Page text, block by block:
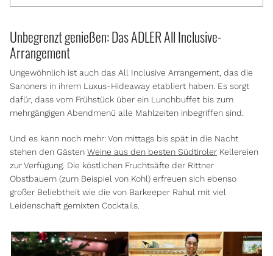
Unbegrenzt genießen: Das ADLER All Inclusive-
Arrangement
Ungewöhnlich ist auch das All Inclusive Arrangement, das die
Sanoners in ihrem Luxus-Hideaway etabliert haben. Es sorgt
dafür, dass vom Frühstück über ein Lunchbuffet bis zum
mehrgängigen Abendmenü alle Mahlzeiten inbegriffen sind.
Und es kann noch mehr: Von mittags bis spät in die Nacht
stehen den GästenWeine aus den besten Südtiroler Kellereien
zur Verfügung. Die köstlichen Fruchtsäfte der Rittner
Obstbauern (zum Beispiel von Kohl) erfreuen sich ebenso
großer Beliebtheit wie die von Barkeeper Rahul mit viel
Leidenschaft gemixten Cocktails.